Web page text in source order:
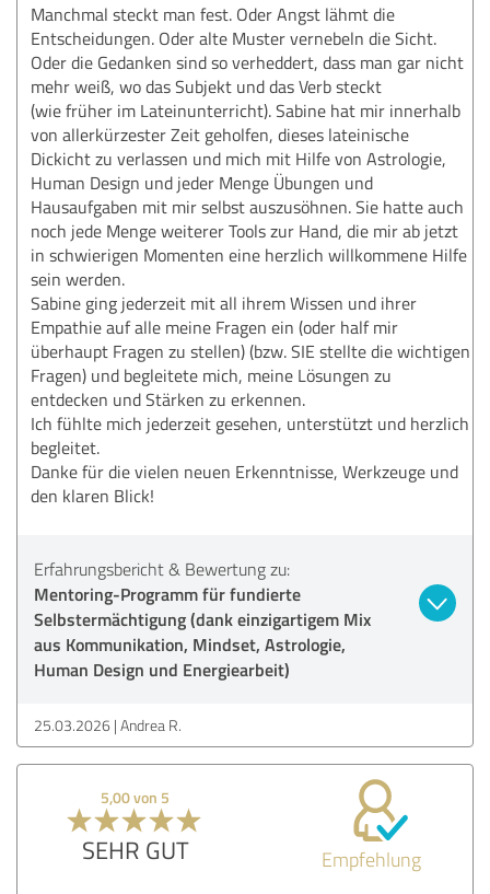
Manchmal steckt man fest. Oder Angst lähmt die
Entscheidungen. Oder alte Muster vernebeln die Sicht.
Oder die Gedanken sind so verheddert, dass man gar nicht
mehr weiß, wo das Subjekt und das Verb steckt
(wie früher im Lateinunterricht). Sabine hat mir innerhalb
von allerkürzester Zeit geholfen, dieses lateinische
Dickicht zu verlassen und mich mit Hilfe von Astrologie,
Human Design und jeder Menge Übungen und
Hausaufgaben mit mir selbst auszusöhnen. Sie hatte auch
noch jede Menge weiterer Tools zur Hand, die mir ab jetzt
in schwierigen Momenten eine herzlich willkommene Hilfe
sein werden.
Sabine ging jederzeit mit all ihrem Wissen und ihrer
Empathie auf alle meine Fragen ein (oder half mir
überhaupt Fragen zu stellen) (bzw. SIE stellte die wichtigen
Fragen) und begleitete mich, meine Lösungen zu
entdecken und Stärken zu erkennen.
Ich fühlte mich jederzeit gesehen, unterstützt und herzlich
begleitet.
Danke für die vielen neuen Erkenntnisse, Werkzeuge und
den klaren Blick!
Erfahrungsbericht & Bewertung zu:
Mentoring-Programm für fundierte
Selbstermächtigung (dank einzigartigem Mix
aus Kommunikation, Mindset, Astrologie,
Human Design und Energiearbeit)
25.03.2026 Andrea R.
5,00 von 5
SEHR GUT Empfehlung